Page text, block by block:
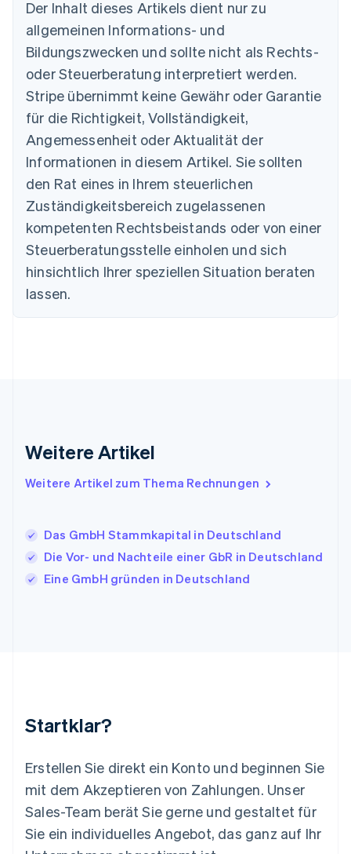
Der Inhalt dieses Artikels dient nur zu
allgemeinen Informations- und
Bildungszwecken und sollte nicht als Rechts-
oder Steuerberatung interpretiert werden.
Stripe übernimmt keine Gewähr oder Garantie
für die Richtigkeit, Vollständigkeit,
Angemessenheit oder Aktualität der
Informationen in diesem Artikel. Sie sollten
den Rat eines in Ihrem steuerlichen
Zuständigkeitsbereich zugelassenen
kompetenten Rechtsbeistands oder von einer
Steuerberatungsstelle einholen und sich
hinsichtlich Ihrer speziellen Situation beraten
lassen.
Weitere Artikel
Weitere Artikel zum Thema Rechnungen
Das GmbH Stammkapital in Deutschland
Die Vor- und Nachteile einer GbR in Deutschland
Eine GmbH gründen in Deutschland
Startklar?
Erstellen Sie direkt ein Konto und beginnen Sie
mit dem Akzeptieren von Zahlungen. Unser
Sales-Team berät Sie gerne und gestaltet für
Sie ein individuelles Angebot, das ganz auf Ihr
Nederlands Français DeutschEnglish
Brasilien
PortuguêsEnglish
Bulgarien
English
English
Deutschland
English
Estland
English
Festlandchina
Finnland
EnglishSvenska
Frankreich
Français English
Gibraltar
English
English
日本語 English
EnglishFrançais
Lettland
Liechtenstein
DeutschEnglish
Mexiko
English
Niederlande
Nederlands English
Norwegen
English